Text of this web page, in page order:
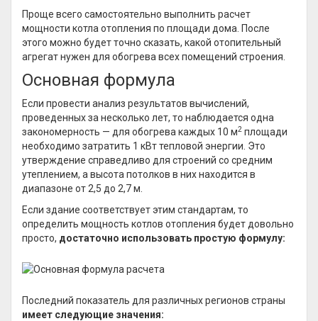
Проще всего самостоятельно выполнить расчет
мощности котла отопления по площади дома. После
этого можно будет точно сказать, какой отопительный
агрегат нужен для обогрева всех помещений строения.
Основная формула
Если провести анализ результатов вычислений,
проведенных за несколько лет, то наблюдается одна
закономерность — для обогрева каждых 10 м2 площади
необходимо затратить 1 кВт тепловой энергии. Это
утверждение справедливо для строений со средним
утеплением, а высота потолков в них находится в
диапазоне от 2,5 до 2,7 м.
Если здание соответствует этим стандартам, то
определить мощность котлов отопления будет довольно
просто, достаточно использовать простую формулу:
Последний показатель для различных регионов страны
имеет следующие значения: